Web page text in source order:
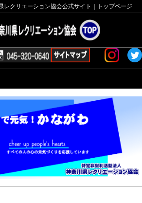
レクリエーション協会公式サイト｜トップページ